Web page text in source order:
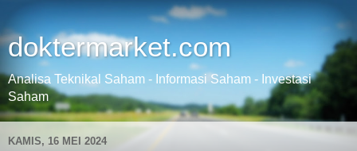
doktermarket.com
Analisa Teknikal Saham - Informasi Saham - Investasi
Saham
KAMIS, 16 MEI 2024